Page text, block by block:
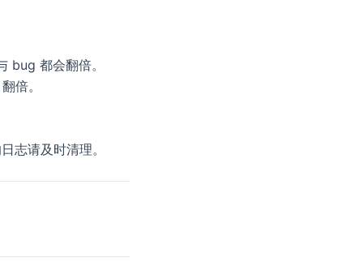
都会翻倍。
倍。
志请及时清理。